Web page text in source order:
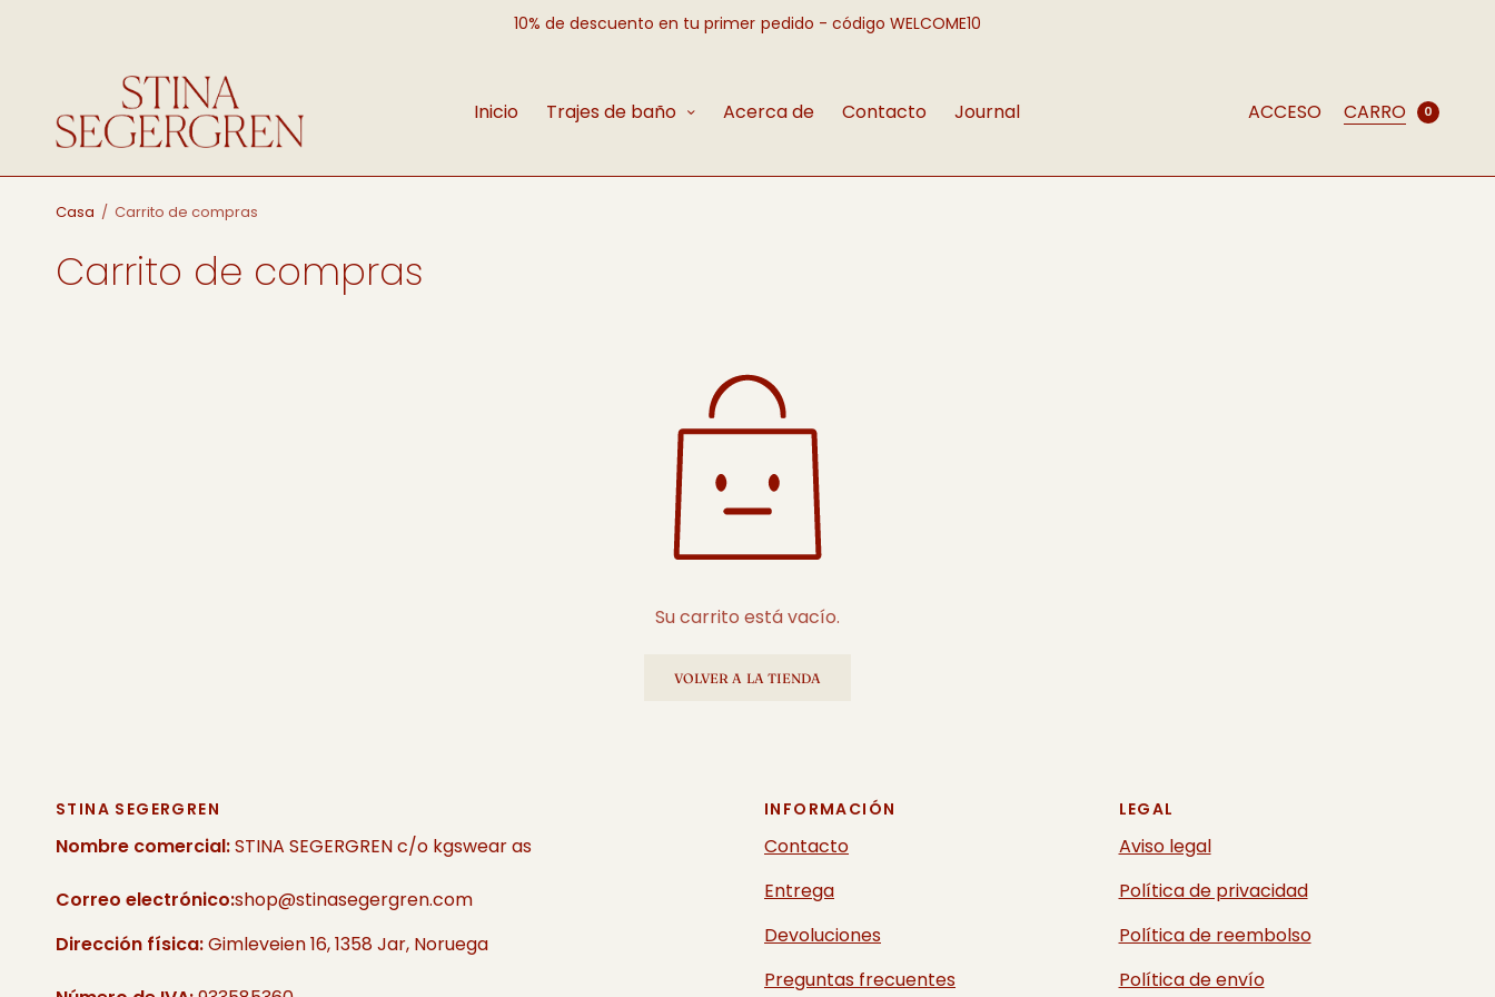
10% de descuento en tu primer pedido - código WELCOME10
Inicio Trajes de baño Acerca de Contacto Journal ACCESO CARRO 0
Casa / Carrito de compras
Carrito de compras
Su carrito está vacío.
VOLVER A LA TIENDA
STINA SEGERGREN
Nombre comercial:STINA SEGERGREN c/o kgswear as
Correo electrónico:shop@stinasegergren.com
Dirección física:Gimleveien 16, 1358 Jar, Noruega
INFORMACIÓN
Contacto
Entrega
Devoluciones
Preguntas frecuentes
LEGAL
Aviso legal
Política de privacidad
Política de reembolso
Política de envío